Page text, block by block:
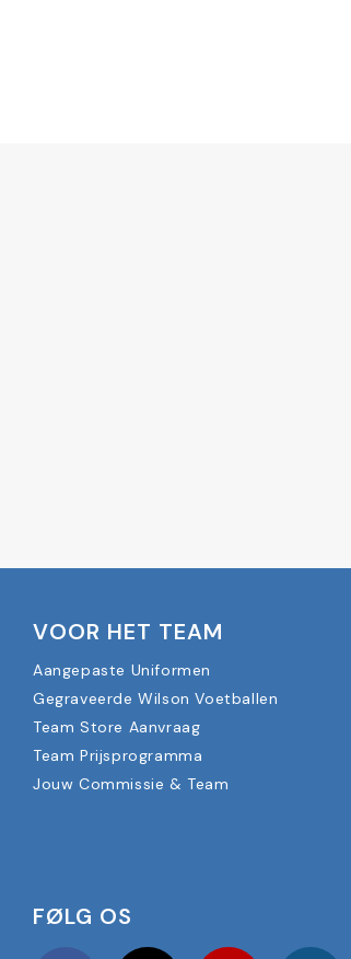
VOOR HET TEAM
Aangepaste Uniformen
Gegraveerde Wilson Voetballen
Team Store Aanvraag
Team Prijsprogramma
Jouw Commissie & Team
FØLG OS